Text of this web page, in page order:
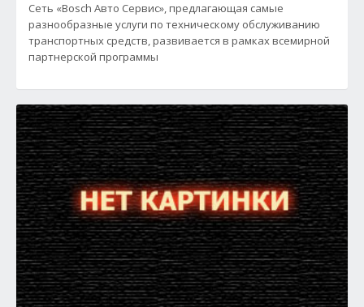
Сеть «Bosch Авто Сервис», предлагающая самые
разнообразные услуги по техническому обслуживанию
транспортных средств, развивается в рамках всемирной
партнерской программы